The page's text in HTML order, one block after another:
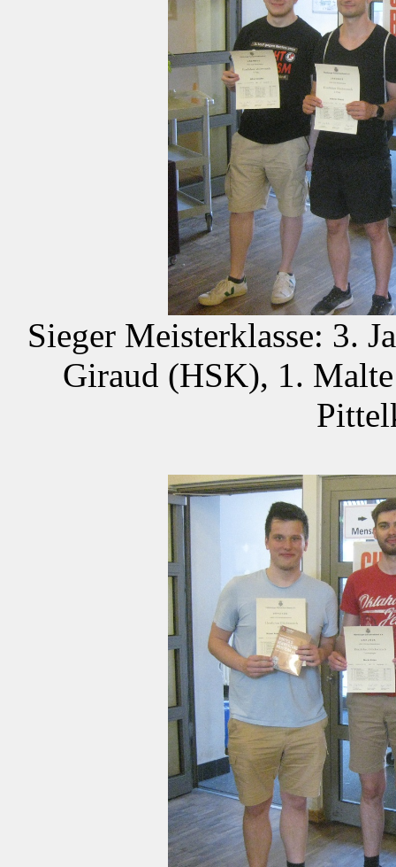
Sieger Meisterklasse: 3.
Giraud (HSK), 1.